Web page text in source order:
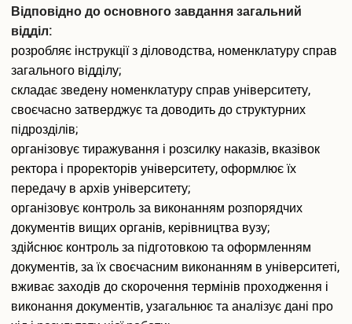
Військова кафедра
IT сервіси Університету
Офіс студента
Пам’ятаємо. Єднаємося. Переможемо!
Соціально-психологічна допомога внутрішньо переміщеним
особам
Електронна скринька довіри
Аспіранту і докторанту
Загальна інформація
Інформація про вступ до аспірантури та докторантури
Інформаційний пакет підготовки докторів філософії та
докторів наук
Вибіркові дисципліни
Педагогічна практика аспірантів
Дисертаційні дослідження, що виконуються
Перелік корисних посилань
Відповідно до основного завдання загальний
відділ:
розробляє інструкції з діловодства, номенклатуру справ
загального відділу;
складає зведену номенклатуру справ університету,
своєчасно затверджує та доводить до структурних
підрозділів;
організовує тиражування і розсилку наказів, вказівок
ректора і проректорів університету, оформлює їх
передачу в архів університету;
організовує контроль за виконанням розпорядчих
документів вищих органів, керівництва вузу;
здійснює контроль за підготовкою та оформленням
документів, за їх своєчасним виконанням в університеті,
вживає заходів до скорочення термінів проходження і
виконання документів, узагальнює та аналізує дані про